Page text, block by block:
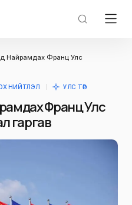
Найрамдах Франц Улс
НИЙТЛЭЛ УЛС ТӨР
Франц Улс
гаргав